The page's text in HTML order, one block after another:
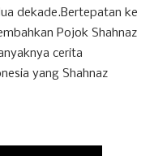
dekade.Bertepatan ke
Pojok Shahnaz
cerita
yang Shahnaz